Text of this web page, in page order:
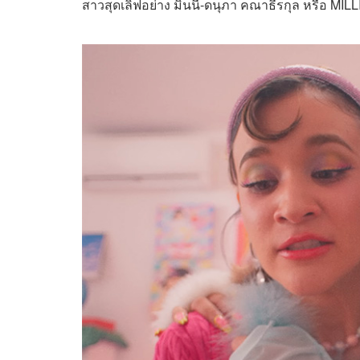
สาวสุดเลิฟอย่าง มินนี่-ดนุภา คณาธีรกุล หรือ